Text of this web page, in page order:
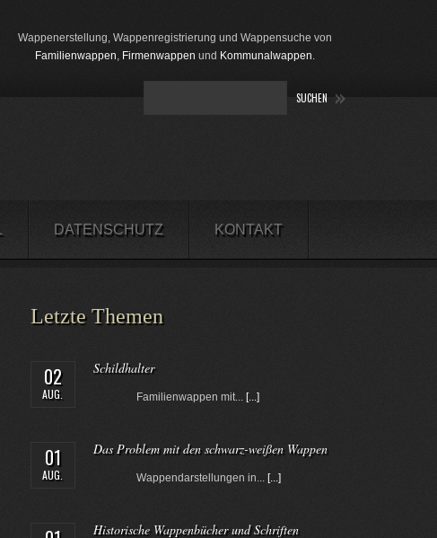
Wappenerstellung, Wappenregistrierung und Wappensuche von
Familienwappen, Firmenwappen und Kommunalwappen.
DATENSCHUTZ KONTAKT
Letzte Themen
02
AUG.
Schildhalter
Familienwappen mit... [...]
01
AUG.
Das Problem mit den schwarz-weißen Wappen
Wappendarstellungen in... [...]
Historische Wappenbücher und Schriften